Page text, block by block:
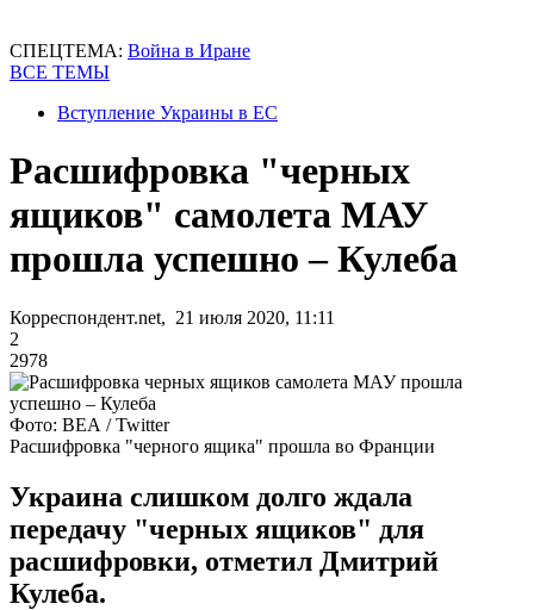
СПЕЦТЕМА: Война в Иране
ВСЕ ТЕМЫ
Вступление Украины в ЕС
Расшифровка "черных
ящиков" самолета МАУ
прошла успешно – Кулеба
Корреспондент.net, 21 июля 2020, 11:11
2
2978
Фото: ВЕА / Twitter
Расшифровка "черного ящика" прошла во Франции
Украина слишком долго ждала
передачу "черных ящиков" для
расшифровки, отметил Дмитрий
Кулеба.